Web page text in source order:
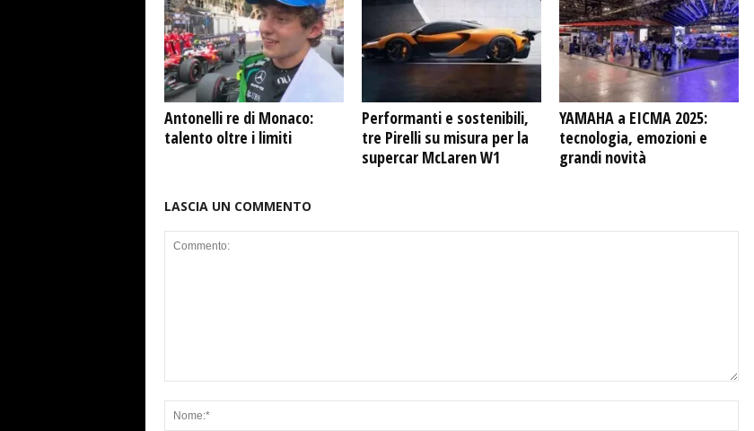
Antonelli re di Monaco:
talento oltre i limiti
Performanti e sostenibili,
tre Pirelli su misura per la
supercar McLaren W1
YAMAHA a EICMA 2025:
tecnologia, emozioni e
grandi novità
LASCIA UN COMMENTO